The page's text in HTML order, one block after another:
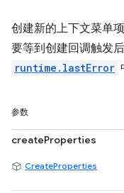
创建新的上下文菜单
要等到创建回调触发
runtime.lastError
参数
createProperties
CreateProperties